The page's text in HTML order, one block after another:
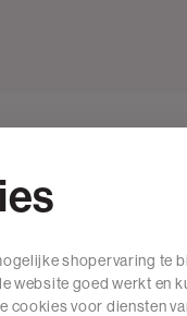
shopervaring te
website goed werkt en
cookies voor diensten